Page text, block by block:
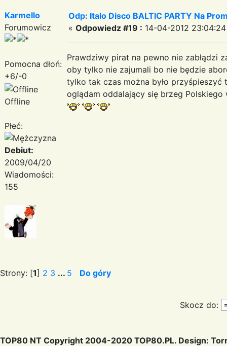
Karmello
Forumowicz
Pomocna dłoń:
+6/-0
Offline
Płeć:
Debiut:
2009/04/20
Wiadomości:
155
Odp: Italo Disco BALTIC PARTY Na
« Odpowiedz #19 : 14-04-2012
Prawdziwy pirat na pewno nie zabłądzi
oby tylko nie zajumali bo nie będzie
tylko tak czas można było
oglądam oddalający się brzeg
Strony: [1] 2 3 ... 5 Do góry
Skocz do:
TOP80 NT Copyright 2004-2020 TOP80.PL. Design: